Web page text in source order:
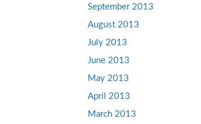
September 2013
August 2013
July 2013
June 2013
May 2013
April 2013
March 2013